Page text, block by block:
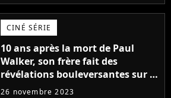
CINÉ SÉRIE
10 ans après la mort de Paul
Walker, son frère fait des
révélations bouleversantes sur la
réaction des acteurs de Fast and
26 novembre 2023